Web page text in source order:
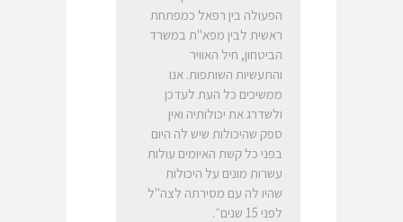
הפעולה בין רפאל כמפתחת
ראשית לבין מפא"ת במשרד
הביטחון, חיל האוויר
והתעשיות השותפות. אנו
ממשיכים כל העת לעדכן
ולשדרג את יכולותיה ואין
ספק שהיכולות שיש לה היום
בפני כל קשת האיומים עולות
עשרות מונים על היכולות
שהיו לה עם מסירתה לצה"ל
לפני 15 שנים״.